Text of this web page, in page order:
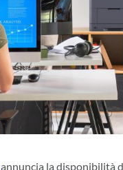
annuncia la disponibilità